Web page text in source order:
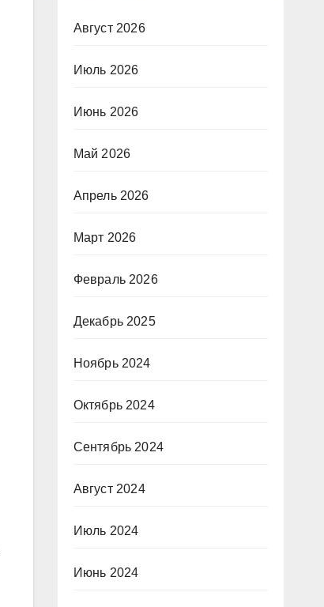
Август 2026
Июль 2026
Июнь 2026
Май 2026
Апрель 2026
Март 2026
Февраль 2026
Декабрь 2025
Ноябрь 2024
Октябрь 2024
Сентябрь 2024
Август 2024
Июль 2024
Июнь 2024